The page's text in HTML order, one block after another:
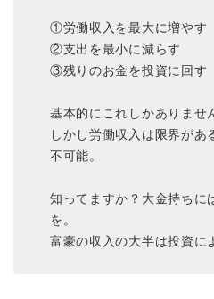
①労働収入を最大に増やす
②支出を最小に減らす
③残りのお金を投資に回す
基本的にこれしかありませ
しかし労働収入は限界があ
不可能。
知ってますか？大金持ちに
を。
富豪の収入の大半は投資に